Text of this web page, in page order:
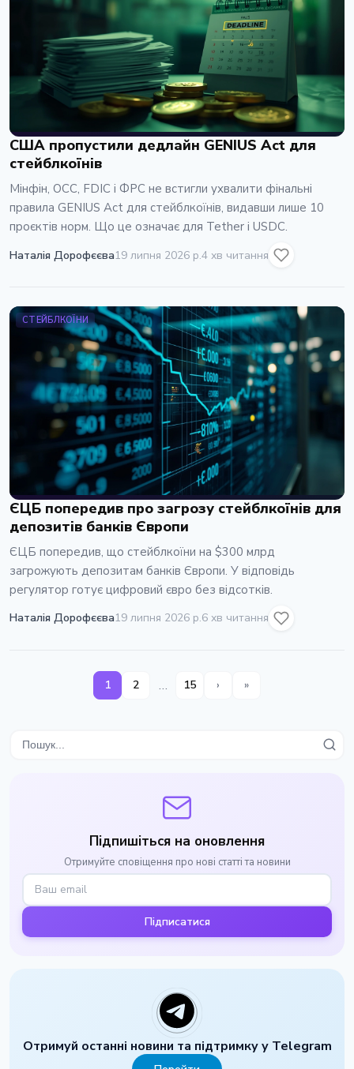
США пропустили дедлайн GENIUS Act для
стейблкоїнів
Мінфін, OCC, FDIC і ФРС не встигли ухвалити фінальні
правила GENIUS Act для стейблкоїнів, видавши лише 10
проєктів норм. Що це означає для Tether і USDC.
Наталія Дорофєєва19 липня 2026 р.4 хв читання
СТЕЙБЛКОЇНИ
ЄЦБ попередив про загрозу стейблкоїнів для
депозитів банків Європи
ЄЦБ попередив, що стейблкоїни на $300 млрд
загрожують депозитам банків Європи. У відповідь
регулятор готує цифровий євро без відсотків.
Наталія Дорофєєва19 липня 2026 р.6 хв читання
Підпишіться на оновлення
Отримуйте сповіщення про нові статті та новини
Підписатися
Отримуй останні новини та підтримку у Telegram
1 2 … 15 › »